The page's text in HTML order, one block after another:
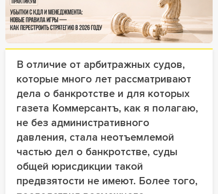
18+ Реклама
В отличие от арбитражных судов,
которые много лет рассматривают
дела о банкротстве и для которых
газета Коммерсантъ, как я полагаю,
не без административного
давления, стала неотъемлемой
частью дел о банкротстве, суды
общей юрисдикции такой
предвзятости не имеют. Более того,